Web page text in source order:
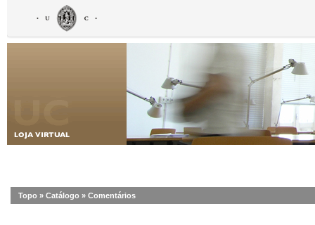
Topo » Catálogo » Comentários